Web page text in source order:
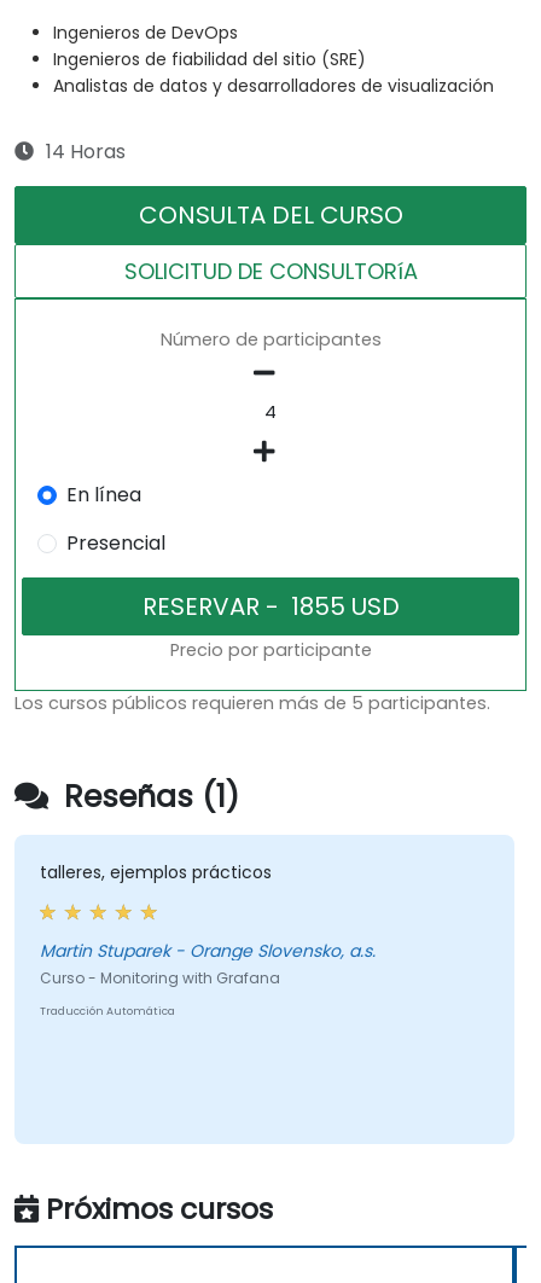
Ingenieros de DevOps
Ingenieros de fiabilidad del sitio (SRE)
Analistas de datos y desarrolladores de visualización
14 Horas
CONSULTA DEL CURSO
SOLICITUD DE CONSULTORíA
Número de participantes
En línea
Presencial
Precio por participante
Los cursos públicos requieren más de 5 participantes.
Reseñas (1)
talleres, ejemplos prácticos
Martin Stuparek - Orange Slovensko, a.s.
Curso - Monitoring with Grafana
Traducción Automática
Próximos cursos